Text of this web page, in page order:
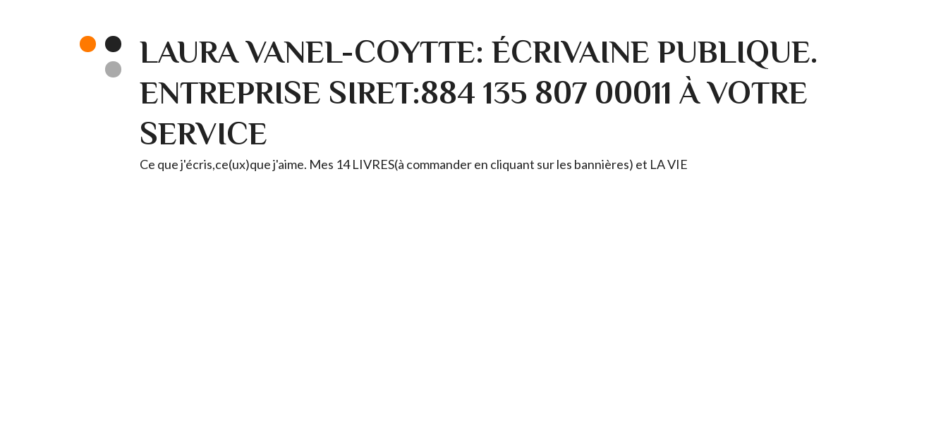
LAURA VANEL-COYTTE: ÉCRIVAINE PUBLIQUE.
ENTREPRISE SIRET:884 135 807 00011 À VOTRE
SERVICE
Ce que j'écris,ce(ux)que j'aime. Mes 14 LIVRES(à commander en cliquant sur les bannières) et LA VIE